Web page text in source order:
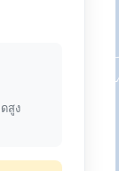
สูง